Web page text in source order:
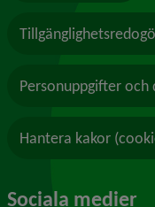
Personuppgifter och
Hantera kakor
Sociala medier